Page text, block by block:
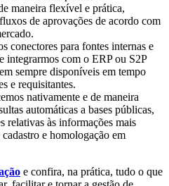
maneira flexível e prática,
de aprovações de acordo com
conectores para fontes internas e
integrarmos com o ERP ou S2P
sempre disponíveis em tempo
e requisitantes.
nativamente e de maneira
automáticas a bases públicas,
relativas às informações mais
e homologação em
e confira, na prática, tudo o que